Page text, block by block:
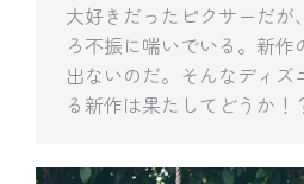
大好きだったピクサーだが
ろ不振に喘いでいる。新
出ないのだ。そんなディズ
る新作は果たしてどうか！